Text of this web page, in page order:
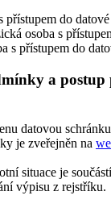
přístupem do
osoba s
s přístupem do
a postup
datovou
je zveřejněn na
situace je
výpisu z rejstříku.